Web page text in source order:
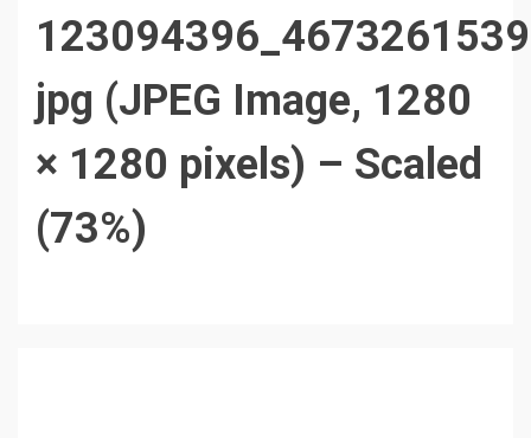
jpg (JPEG Image, 1280
× 1280 pixels) – Scaled
(73%)